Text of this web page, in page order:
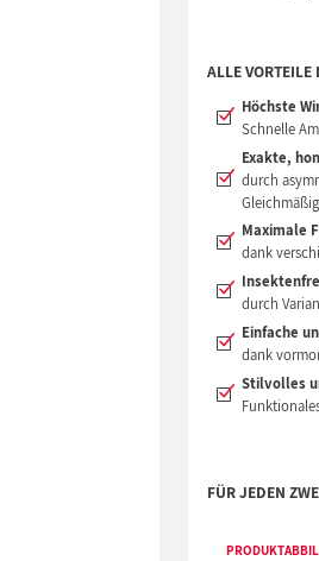
ALLE
Höchste
Schnelle
Exakte,
durch
Maximale
dank
durch
Einfache
dank
Stilvolles
FÜR JEDEN